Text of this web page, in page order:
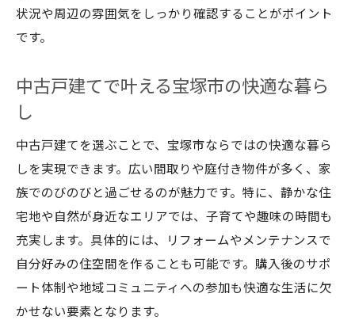
状況や周辺の雰囲気をしっかり確認することがポイント
です。
中古戸建てで叶える宝塚市の快適な暮ら
し
中古戸建てを選ぶことで、宝塚市ならではの快適な暮ら
しを実現できます。広い間取りや庭付き物件が多く、家
族でのびのびと過ごせるのが魅力です。特に、静かな住
宅地や自然が身近なエリアでは、子育てや趣味の時間も
充実します。具体的には、リフォームやメンテナンスで
自分好みの住空間を作ることも可能です。購入後のサポ
ート体制や地域コミュニティへの参加も快適な生活に欠
かせない要素となります。